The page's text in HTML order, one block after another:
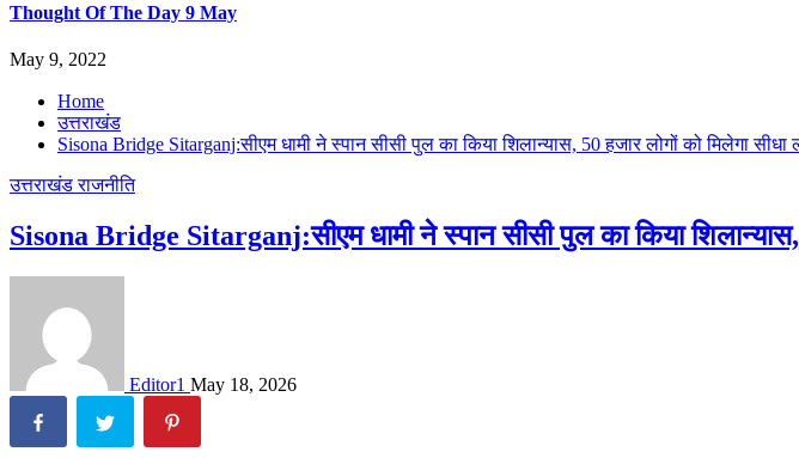
Thought Of The Day 9 May
May 9, 2022
Home
उत्तराखंड
Sisona Bridge Sitarganj:सीएम धामी ने स्पान सीसी पुल का किया शिलान्यास, 50 हजार लोगों को मिलेगा सीधा
उत्तराखंडराजनीति
Sisona Bridge Sitarganj:सीएम धामी ने स्पान सीसी पुल का किया शिलान्यास,
Editor1 May 18, 2026